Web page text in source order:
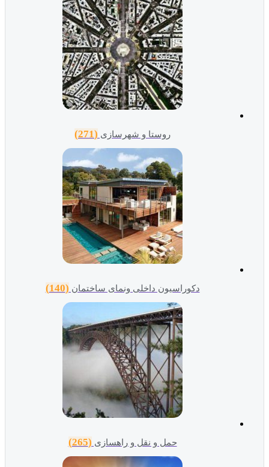
روستا و شهرسازی(271)
دکوراسیون داخلی ونمای ساختمان(140)
حمل و نقل و راهسازی (265)